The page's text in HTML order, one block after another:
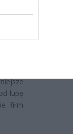
lupę
firm